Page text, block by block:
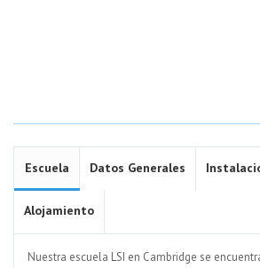
Escuela Datos Generales
Alojamiento
Nuestra escuela LSI en Cambridge se